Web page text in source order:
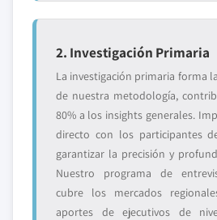
2. Investigación Primaria
La investigación primaria forma
de nuestra metodología,
80% a los insights generales.
directo con los participantes
garantizar la precisión y
Nuestro programa de
cubre los mercados
aportes de ejecutivos de